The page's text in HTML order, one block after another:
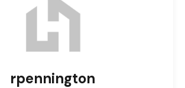
rpennington